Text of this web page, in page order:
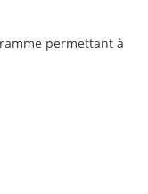
permettant à